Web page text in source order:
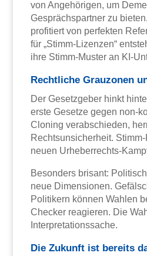
von Angehörigen, um
Gesprächspartner zu
profitiert von perfekten
für „Stimm-Lizenzen“
ihre Stimm-Muster an KI-
Rechtliche Grauzonen
Der Gesetzgeber hinkt
erste Gesetze gegen non-
Cloning verabschieden,
Rechtsunsicherheit.
neuen Urheberrechts-
Besonders brisant:
neue Dimensionen.
Politikern können Wahlen
Checker reagieren. Die
Interpretationssache.
Die Zukunft ist bereits